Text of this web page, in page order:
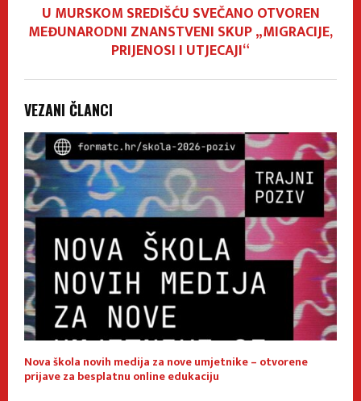
U MURSKOM SREDIŠĆU SVEČANO OTVOREN
MEĐUNARODNI ZNANSTVENI SKUP „MIGRACIJE,
PRIJENOSI I UTJECAJI“
VEZANI ČLANCI
Nova škola novih medija za nove umjetnike – otvorene
prijave za besplatnu online edukaciju